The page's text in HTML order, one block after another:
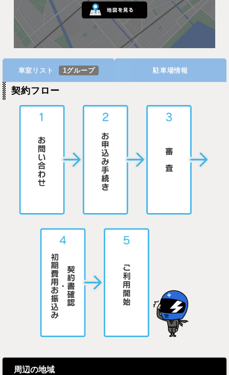
車室リスト 1グループ 駐車場情報
契約フロー
周辺の地域